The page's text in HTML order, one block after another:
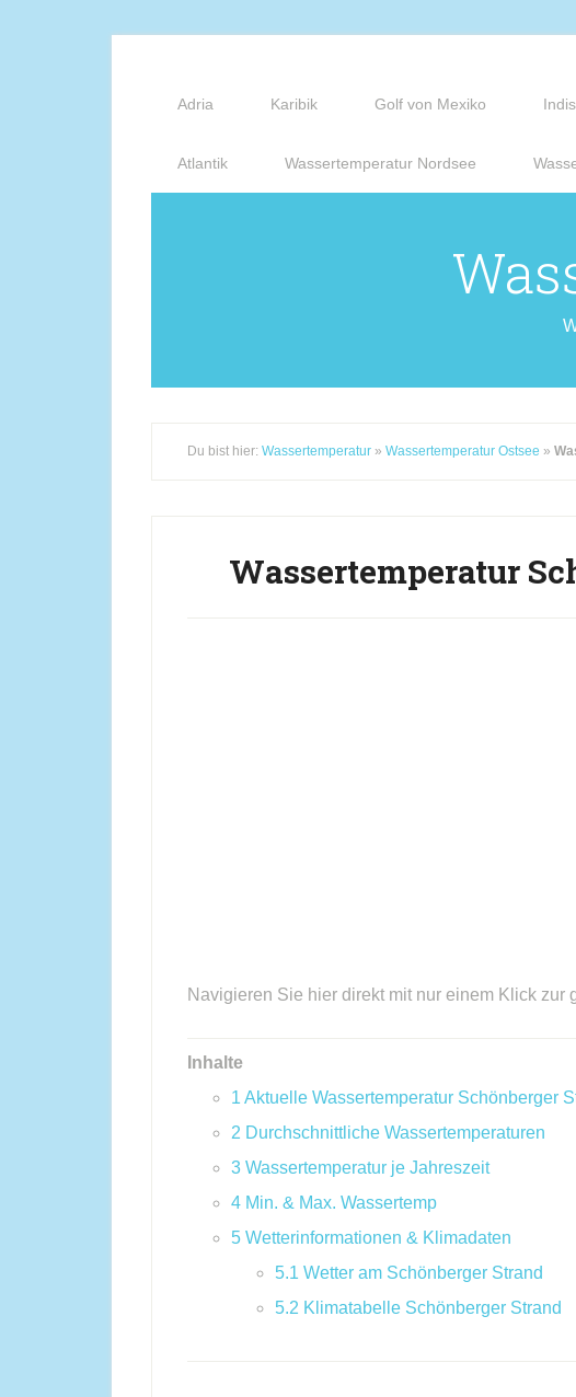
Adria Karibik Golf von Mexiko
Atlantik Wassertemperatur Nordsee
Du bist hier: Wassertemperatur » Wassertemperatur Ostsee »
Wassertemperatur
Navigieren Sie hier direkt mit nur einem Klick zur
Inhalte
1 Aktuelle Wassertemperatur Schönberger
2 Durchschnittliche Wassertemperaturen
3 Wassertemperatur je Jahreszeit
4 Min. & Max. Wassertemp
5 Wetterinformationen & Klimadaten
5.1 Wetter am Schönberger Strand
5.2 Klimatabelle Schönberger Strand